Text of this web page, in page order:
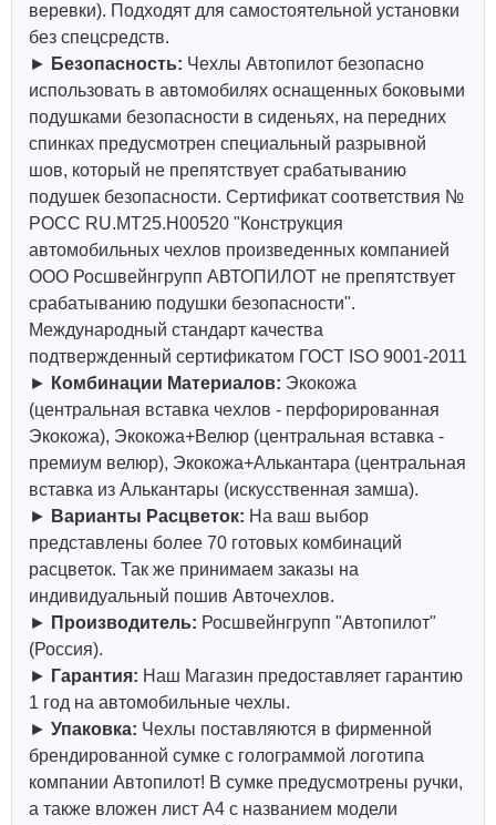
веревки). Подходят для самостоятельной установки
без спецсредств.
► Безопасность: Чехлы Автопилот безопасно
использовать в автомобилях оснащенных боковыми
подушками безопасности в сиденьях, на передних
спинках предусмотрен специальный разрывной
шов, который не препятствует срабатыванию
подушек безопасности. Сертификат соответствия №
РОСС RU.МТ25.Н00520 "Конструкция
автомобильных чехлов произведенных компанией
ООО Росшвейнгрупп АВТОПИЛОТ не препятствует
срабатыванию подушки безопасности".
Международный стандарт качества
подтвержденный сертификатом ГОСТ ISO 9001-2011
► Комбинации Материалов: Экокожа
(центральная вставка чехлов - перфорированная
Экокожа), Экокожа+Велюр (центральная вставка -
премиум велюр), Экокожа+Алькантара (центральная
вставка из Алькантары (искусственная замша).
► Варианты Расцветок: На ваш выбор
представлены более 70 готовых комбинаций
расцветок. Так же принимаем заказы на
индивидуальный пошив Авточехлов.
► Производитель: Росшвейнгрупп "Автопилот"
(Россия).
► Гарантия: Наш Магазин предоставляет гарантию
1 год на автомобильные чехлы.
► Упаковка: Чехлы поставляются в фирменной
брендированной сумке с голограммой логотипа
компании Автопилот! В сумке предусмотрены ручки,
а также вложен лист А4 с названием модели